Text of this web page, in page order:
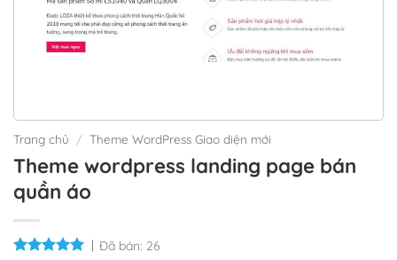
Trang chủ / Theme WordPress Giao diện mới
Theme wordpress landing page bán
quần áo
Đã bán: 26